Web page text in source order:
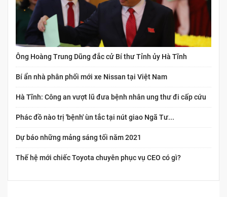
Ông Hoàng Trung Dũng đắc cử Bí thư Tỉnh ủy Hà Tĩnh
Bí ẩn nhà phân phối mới xe Nissan tại Việt Nam
Hà Tĩnh: Công an vượt lũ đưa bệnh nhân ung thư đi cấp cứu
Phác đồ nào trị 'bệnh' ùn tắc tại nút giao Ngã Tư...
Dự báo những mảng sáng tối năm 2021
Thế hệ mới chiếc Toyota chuyên phục vụ CEO có gì?